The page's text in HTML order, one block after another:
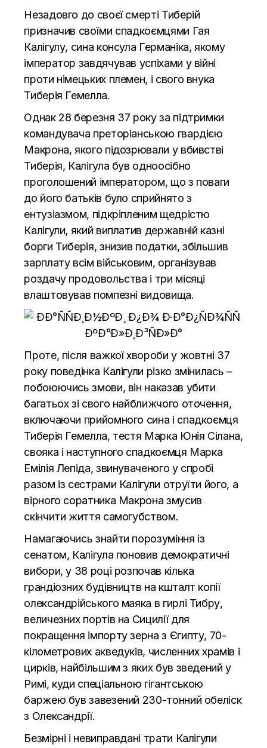
Незадовго до своєї смерті Тиберій
призначив своїми спадкоємцями Гая
Калігулу, сина консула Германіка, якому
імператор завдячував успіхами у війні
проти німецьких племен, і свого внука
Тиберія Гемелла.
Однак 28 березня 37 року за підтримки
командувача преторіанською гвардією
Макрона, якого підозрювали у вбивстві
Тиберія, Калігула був одноосібно
проголошений імператором, що з поваги
до його батьків було сприйнято з
ентузіазмом, підкріпленим щедрістю
Калігули, який виплатив державній казні
борги Тиберія, знизив податки, збільшив
зарплату всім військовим, організував
роздачу продовольства і три місяці
влаштовував помпезні видовища.
Проте, після важкої хвороби у жовтні 37
року поведінка Калігули різко змінилась –
побоюючись змови, він наказав убити
багатьох зі свого найближчого оточення,
включаючи прийомного сина і спадкоємця
Тиберія Гемелла, тестя Марка Юнія Сілана,
свояка і наступного спадкоємця Марка
Емілія Лепіда, звинуваченого у спробі
разом із сестрами Калігули отруїти його, а
вірного соратника Макрона змусив
скінчити життя самогубством.
Намагаючись знайти порозуміння із
сенатом, Калігула поновив демократичні
вибори, у 38 році розпочав кілька
грандіозних будівництв на кшталт копії
олександрійського маяка в гирлі Тибру,
величезних портів на Сицилії для
покращення імпорту зерна з Єгипту, 70-
кілометрових акведуків, численних храмів і
цирків, найбільшим з яких був зведений у
Римі, куди спеціальною гігантською
баржею був завезений 230-тонний обеліск
з Олександрії.
Безмірні і невиправдані трати Калігули